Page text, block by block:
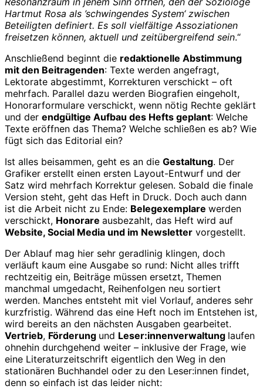
Hartmut Rosa als ’schwingendes System‘ zwischen
Beteiligten definiert. Es soll vielfältige Assoziationen
freisetzen können, aktuell und zeitübergreifend sein.“
Anschließend beginnt die redaktionelle Abstimmung
mit den Beitragenden: Texte werden angefragt,
Lektorate abgestimmt, Korrekturen verschickt – oft
mehrfach. Parallel dazu werden Biografien eingeholt,
Honorarformulare verschickt, wenn nötig Rechte geklärt
und der endgültige Aufbau des Hefts geplant: Welche
Texte eröffnen das Thema? Welche schließen es ab? Wie
fügt sich das Editorial ein?
Ist alles beisammen, geht es an die Gestaltung. Der
Grafiker erstellt einen ersten Layout-Entwurf und der
Satz wird mehrfach Korrektur gelesen. Sobald die finale
Version steht, geht das Heft in Druck. Doch auch dann
ist die Arbeit nicht zu Ende: Belegexemplare werden
verschickt, Honorare ausbezahlt, das Heft wird auf
Website, Social Media und im Newsletter vorgestellt.
Der Ablauf mag hier sehr geradlinig klingen, doch
verläuft kaum eine Ausgabe so rund: Nicht alles trifft
rechtzeitig ein, Beiträge müssen ersetzt, Themen
manchmal umgedacht, Reihenfolgen neu sortiert
werden. Manches entsteht mit viel Vorlauf, anderes sehr
kurzfristig. Während das eine Heft noch im Entstehen ist,
wird bereits an den nächsten Ausgaben gearbeitet.
Vertrieb, Förderung und Leser:innenverwaltung laufen
ohnehin durchgehend weiter – inklusive der Frage, wie
eine Literaturzeitschrift eigentlich den Weg in den
stationären Buchhandel oder zu den Leser:innen findet,
denn so einfach ist das leider nicht: